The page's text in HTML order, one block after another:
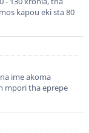
kapou eki sta 80
ime akoma
mpori tha eprepe